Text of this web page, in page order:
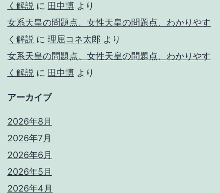
く解説 に 田中博 より
女系天皇の問題点、女性天皇の問題点、わかりやす
く解説 に 理屈コネ太郎 より
女系天皇の問題点、女性天皇の問題点、わかりやす
く解説 に 田中博 より
アーカイブ
2026年8月
2026年7月
2026年6月
2026年5月
2026年4月